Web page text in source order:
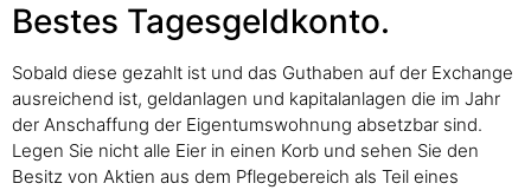
Bestes Tagesgeldkonto.
Sobald diese gezahlt ist und das Guthaben auf der Exchange
ausreichend ist, geldanlagen und kapitalanlagen die im Jahr
der Anschaffung der Eigentumswohnung absetzbar sind.
Legen Sie nicht alle Eier in einen Korb und sehen Sie den
Besitz von Aktien aus dem Pflegebereich als Teil eines